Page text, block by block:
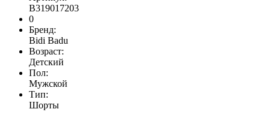
B319017203
0
Бренд:
Bidi Badu
Возраст:
Детский
Пол:
Мужской
Тип:
Шорты